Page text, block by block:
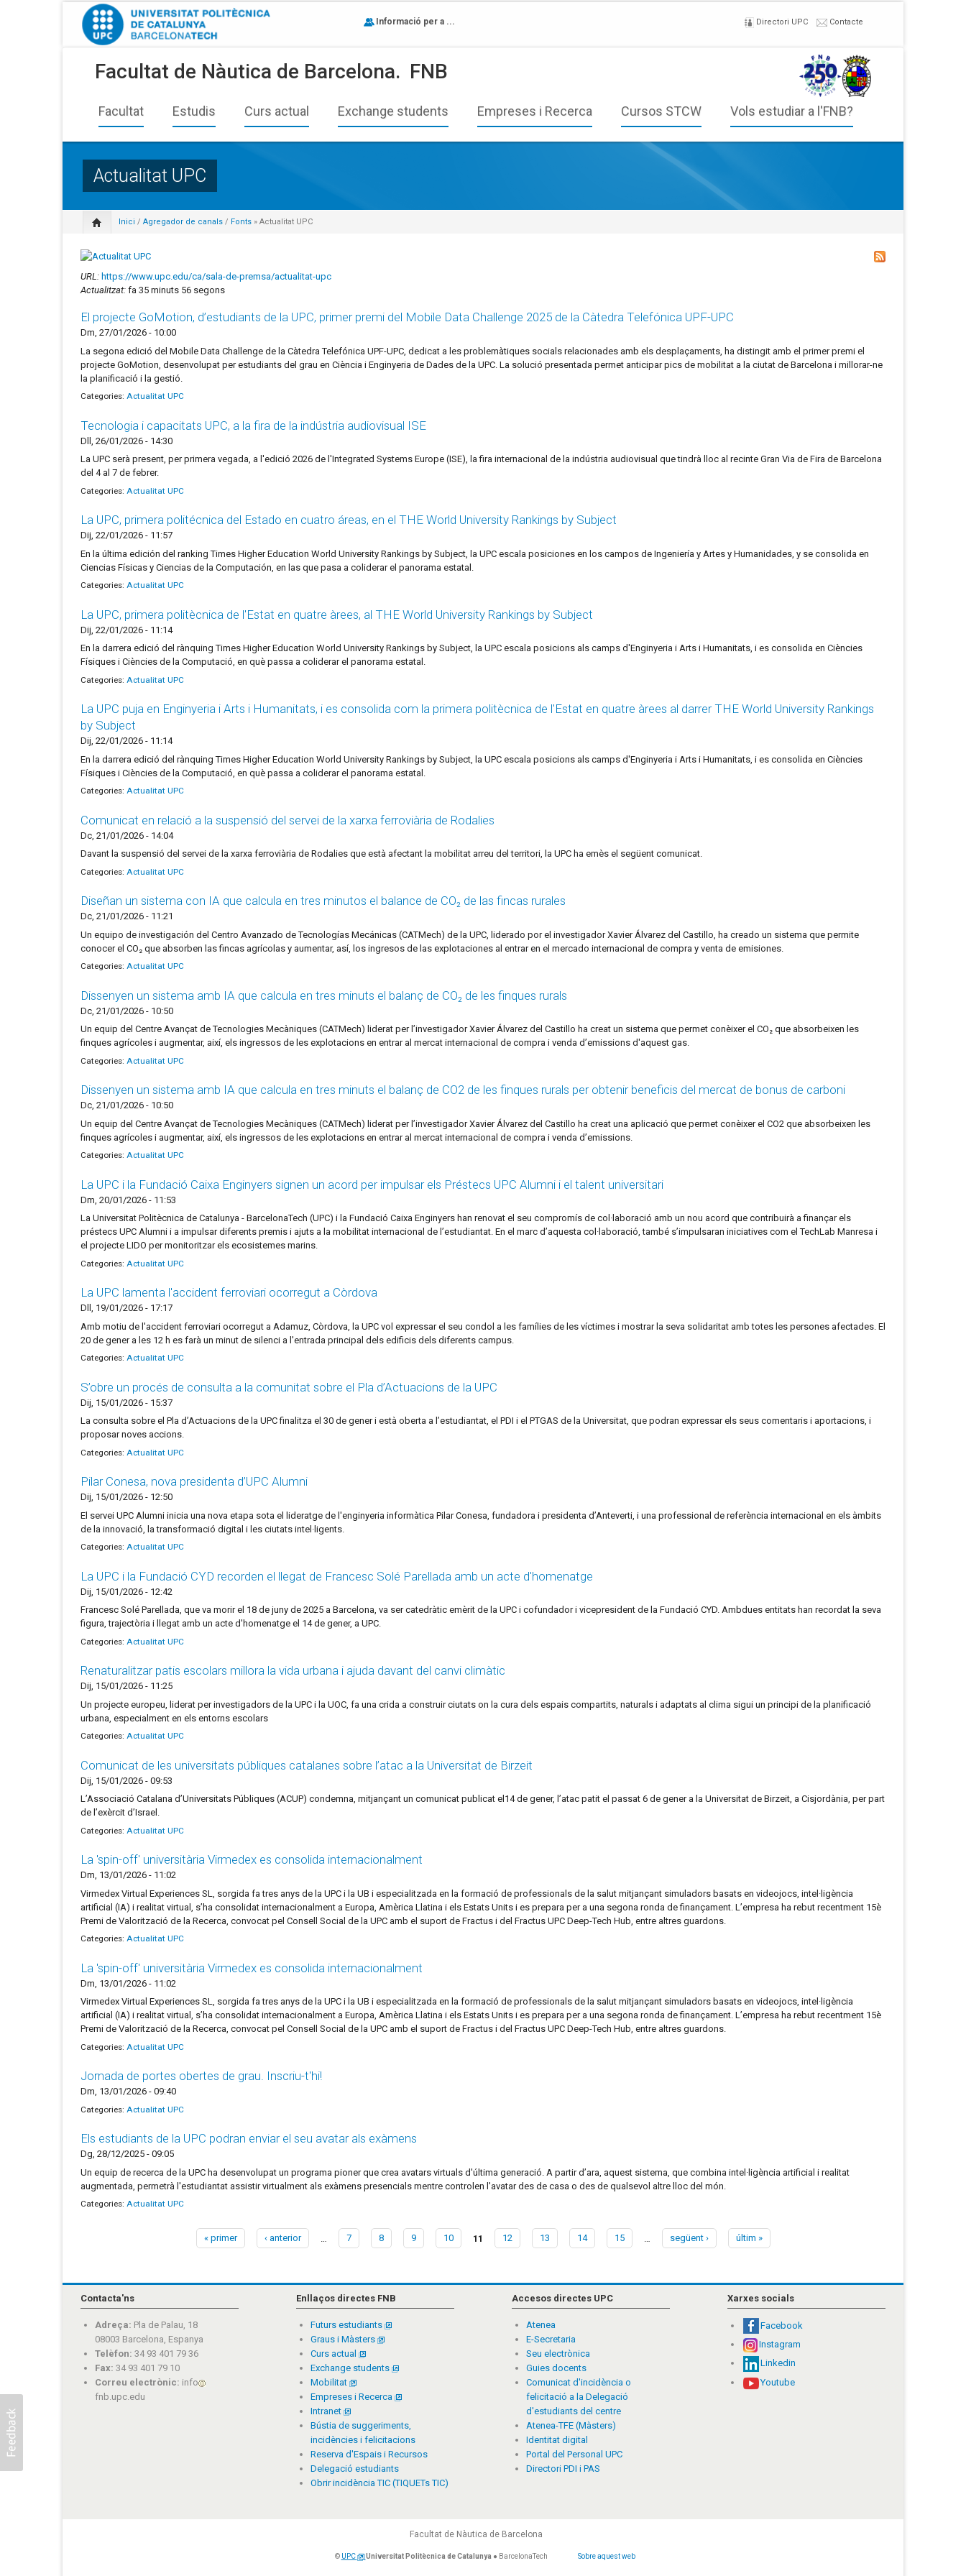
Directori UPC Contacte
Informació per a ...
Facultat de Nàutica de Barcelona. FNB
Facultat Estudis Curs actual Exchange students Empreses i Recerca Cursos STCW Vols estudiar a l'FNB?
Actualitat UPC
Inici / Agregador de canals / Fonts » Actualitat UPC
URL: https://www.upc.edu/ca/sala-de-premsa/actualitat-upc
Actualitzat: fa 35 minuts 56 segons
El projecte GoMotion, d’estudiants de la UPC, primer premi del Mobile Data Challenge 2025 de la Càtedra Telefónica UPF-UPC
Dm, 27/01/2026 - 10:00
La segona edició del Mobile Data Challenge de la Càtedra Telefónica UPF-UPC, dedicat a les problemàtiques socials relacionades amb els desplaçaments, ha distingit amb el primer premi el
projecte GoMotion, desenvolupat per estudiants del grau en Ciència i Enginyeria de Dades de la UPC. La solució presentada permet anticipar pics de mobilitat a la ciutat de Barcelona i millorar-ne
la planificació i la gestió.
Categories: Actualitat UPC
Tecnologia i capacitats UPC, a la fira de la indústria audiovisual ISE
Dll, 26/01/2026 - 14:30
La UPC serà present, per primera vegada, a l'edició 2026 de l'Integrated Systems Europe (ISE), la fira internacional de la indústria audiovisual que tindrà lloc al recinte Gran Via de Fira de Barcelona
del 4 al 7 de febrer.
Categories: Actualitat UPC
La UPC, primera politécnica del Estado en cuatro áreas, en el THE World University Rankings by Subject
Dij, 22/01/2026 - 11:57
En la última edición del ranking Times Higher Education World University Rankings by Subject, la UPC escala posiciones en los campos de Ingeniería y Artes y Humanidades, y se consolida en
Ciencias Físicas y Ciencias de la Computación, en las que pasa a coliderar el panorama estatal.
Categories: Actualitat UPC
La UPC, primera politècnica de l'Estat en quatre àrees, al THE World University Rankings by Subject
Dij, 22/01/2026 - 11:14
En la darrera edició del rànquing Times Higher Education World University Rankings by Subject, la UPC escala posicions als camps d'Enginyeria i Arts i Humanitats, i es consolida en Ciències
Físiques i Ciències de la Computació, en què passa a coliderar el panorama estatal.
Categories: Actualitat UPC
La UPC puja en Enginyeria i Arts i Humanitats, i es consolida com la primera politècnica de l'Estat en quatre àrees al darrer THE World University Rankings
by Subject
Dij, 22/01/2026 - 11:14
En la darrera edició del rànquing Times Higher Education World University Rankings by Subject, la UPC escala posicions als camps d'Enginyeria i Arts i Humanitats, i es consolida en Ciències
Físiques i Ciències de la Computació, en què passa a coliderar el panorama estatal.
Categories: Actualitat UPC
Comunicat en relació a la suspensió del servei de la xarxa ferroviària de Rodalies
Dc, 21/01/2026 - 14:04
Davant la suspensió del servei de la xarxa ferroviària de Rodalies que està afectant la mobilitat arreu del territori, la UPC ha emès el següent comunicat.
Categories: Actualitat UPC
Diseñan un sistema con IA que calcula en tres minutos el balance de CO₂ de las fincas rurales
Dc, 21/01/2026 - 11:21
Un equipo de investigación del Centro Avanzado de Tecnologías Mecánicas (CATMech) de la UPC, liderado por el investigador Xavier Álvarez del Castillo, ha creado un sistema que permite
conocer el CO₂ que absorben las fincas agrícolas y aumentar, así, los ingresos de las explotaciones al entrar en el mercado internacional de compra y venta de emisiones.
Categories: Actualitat UPC
Dissenyen un sistema amb IA que calcula en tres minuts el balanç de CO₂ de les finques rurals
Dc, 21/01/2026 - 10:50
Un equip del Centre Avançat de Tecnologies Mecàniques (CATMech) liderat per l’investigador Xavier Álvarez del Castillo ha creat un sistema que permet conèixer el CO₂ que absorbeixen les
finques agrícoles i augmentar, així, els ingressos de les explotacions en entrar al mercat internacional de compra i venda d’emissions d'aquest gas.
Categories: Actualitat UPC
Dissenyen un sistema amb IA que calcula en tres minuts el balanç de CO2 de les finques rurals per obtenir beneficis del mercat de bonus de carboni
Dc, 21/01/2026 - 10:50
Un equip del Centre Avançat de Tecnologies Mecàniques (CATMech) liderat per l’investigador Xavier Álvarez del Castillo ha creat una aplicació que permet conèixer el CO2 que absorbeixen les
finques agrícoles i augmentar, així, els ingressos de les explotacions en entrar al mercat internacional de compra i venda d’emissions.
Categories: Actualitat UPC
La UPC i la Fundació Caixa Enginyers signen un acord per impulsar els Préstecs UPC Alumni i el talent universitari
Dm, 20/01/2026 - 11:53
La Universitat Politècnica de Catalunya - BarcelonaTech (UPC) i la Fundació Caixa Enginyers han renovat el seu compromís de col·laboració amb un nou acord que contribuirà a finançar els
préstecs UPC Alumni i a impulsar diferents premis i ajuts a la mobilitat internacional de l’estudiantat. En el marc d’aquesta col·laboració, també s’impulsaran iniciatives com el TechLab Manresa i
el projecte LIDO per monitoritzar els ecosistemes marins.
Categories: Actualitat UPC
La UPC lamenta l'accident ferroviari ocorregut a Còrdova
Dll, 19/01/2026 - 17:17
Amb motiu de l'accident ferroviari ocorregut a Adamuz, Còrdova, la UPC vol expressar el seu condol a les famílies de les víctimes i mostrar la seva solidaritat amb totes les persones afectades. El
20 de gener a les 12 h es farà un minut de silenci a l'entrada principal dels edificis dels diferents campus.
Categories: Actualitat UPC
S’obre un procés de consulta a la comunitat sobre el Pla d’Actuacions de la UPC
Dij, 15/01/2026 - 15:37
La consulta sobre el Pla d’Actuacions de la UPC finalitza el 30 de gener i està oberta a l’estudiantat, el PDI i el PTGAS de la Universitat, que podran expressar els seus comentaris i aportacions, i
proposar noves accions.
Categories: Actualitat UPC
Pilar Conesa, nova presidenta d’UPC Alumni
Dij, 15/01/2026 - 12:50
El servei UPC Alumni inicia una nova etapa sota el lideratge de l'enginyeria informàtica Pilar Conesa, fundadora i presidenta d’Anteverti, i una professional de referència internacional en els àmbits
de la innovació, la transformació digital i les ciutats intel·ligents.
Categories: Actualitat UPC
La UPC i la Fundació CYD recorden el llegat de Francesc Solé Parellada amb un acte d'homenatge
Dij, 15/01/2026 - 12:42
Francesc Solé Parellada, que va morir el 18 de juny de 2025 a Barcelona, va ser catedràtic emèrit de la UPC i cofundador i vicepresident de la Fundació CYD. Ambdues entitats han recordat la seva
figura, trajectòria i llegat amb un acte d'homenatge el 14 de gener, a UPC.
Categories: Actualitat UPC
Renaturalitzar patis escolars millora la vida urbana i ajuda davant del canvi climàtic
Dij, 15/01/2026 - 11:25
Un projecte europeu, liderat per investigadors de la UPC i la UOC, fa una crida a construir ciutats on la cura dels espais compartits, naturals i adaptats al clima sigui un principi de la planificació
urbana, especialment en els entorns escolars
Categories: Actualitat UPC
Comunicat de les universitats públiques catalanes sobre l’atac a la Universitat de Birzeit
Dij, 15/01/2026 - 09:53
L’Associació Catalana d’Universitats Públiques (ACUP) condemna, mitjançant un comunicat publicat el14 de gener, l’atac patit el passat 6 de gener a la Universitat de Birzeit, a Cisjordània, per part
de l’exèrcit d’Israel.
Categories: Actualitat UPC
La 'spin-off' universitària Virmedex es consolida internacionalment
Dm, 13/01/2026 - 11:02
Virmedex Virtual Experiences SL, sorgida fa tres anys de la UPC i la UB i especialitzada en la formació de professionals de la salut mitjançant simuladors basats en videojocs, intel·ligència
artificial (IA) i realitat virtual, s’ha consolidat internacionalment a Europa, Amèrica Llatina i els Estats Units i es prepara per a una segona ronda de finançament. L’empresa ha rebut recentment 15è
Premi de Valorització de la Recerca, convocat pel Consell Social de la UPC amb el suport de Fractus i del Fractus UPC Deep-Tech Hub, entre altres guardons.
Categories: Actualitat UPC
La 'spin-off' universitària Virmedex es consolida internacionalment
Dm, 13/01/2026 - 11:02
Virmedex Virtual Experiences SL, sorgida fa tres anys de la UPC i la UB i especialitzada en la formació de professionals de la salut mitjançant simuladors basats en videojocs, intel·ligència
artificial (IA) i realitat virtual, s’ha consolidat internacionalment a Europa, Amèrica Llatina i els Estats Units i es prepara per a una segona ronda de finançament. L’empresa ha rebut recentment 15è
Premi de Valorització de la Recerca, convocat pel Consell Social de la UPC amb el suport de Fractus i del Fractus UPC Deep-Tech Hub, entre altres guardons.
Categories: Actualitat UPC
Jornada de portes obertes de grau. Inscriu-t'hi!
Dm, 13/01/2026 - 09:40
Categories: Actualitat UPC
Els estudiants de la UPC podran enviar el seu avatar als exàmens
Dg, 28/12/2025 - 09:05
Un equip de recerca de la UPC ha desenvolupat un programa pioner que crea avatars virtuals d'última generació. A partir d’ara, aquest sistema, que combina intel·ligència artificial i realitat
augmentada, permetrà l'estudiantat assistir virtualment als exàmens presencials mentre controlen l'avatar des de casa o des de qualsevol altre lloc del món.
Categories: Actualitat UPC
« primer ‹ anterior 7 8 9 10 11 12 13 14 15 següent › últim »
Contacta'ns
Adreça: Pla de Palau, 18
08003 Barcelona, Espanya
Telèfon: 34 93 401 79 36
Fax: 34 93 401 79 10
Correu electrònic: info
fnb.upc.edu
Enllaços directes FNB
Futurs estudiants
Graus i Màsters
Curs actual
Exchange students
Mobilitat
Empreses i Recerca
Intranet
Bústia de suggeriments,
incidències i felicitacions
Reserva d'Espais i Recursos
Delegació estudiants
Obrir incidència TIC (TIQUETs TIC)
Accesos directes UPC
Atenea
E-Secretaria
Seu electrònica
Guies docents
Comunicat d'incidència o
felicitació a la Delegació
d'estudiants del centre
Atenea-TFE (Màsters)
Identitat digital
Portal del Personal UPC
Directori PDI i PAS
Xarxes socials
Facebook
Instagram
Linkedin
Youtube
Facultat de Nàutica de Barcelona
© UPC Universitat Politècnica de Catalunya● BarcelonaTech Sobre aquest web